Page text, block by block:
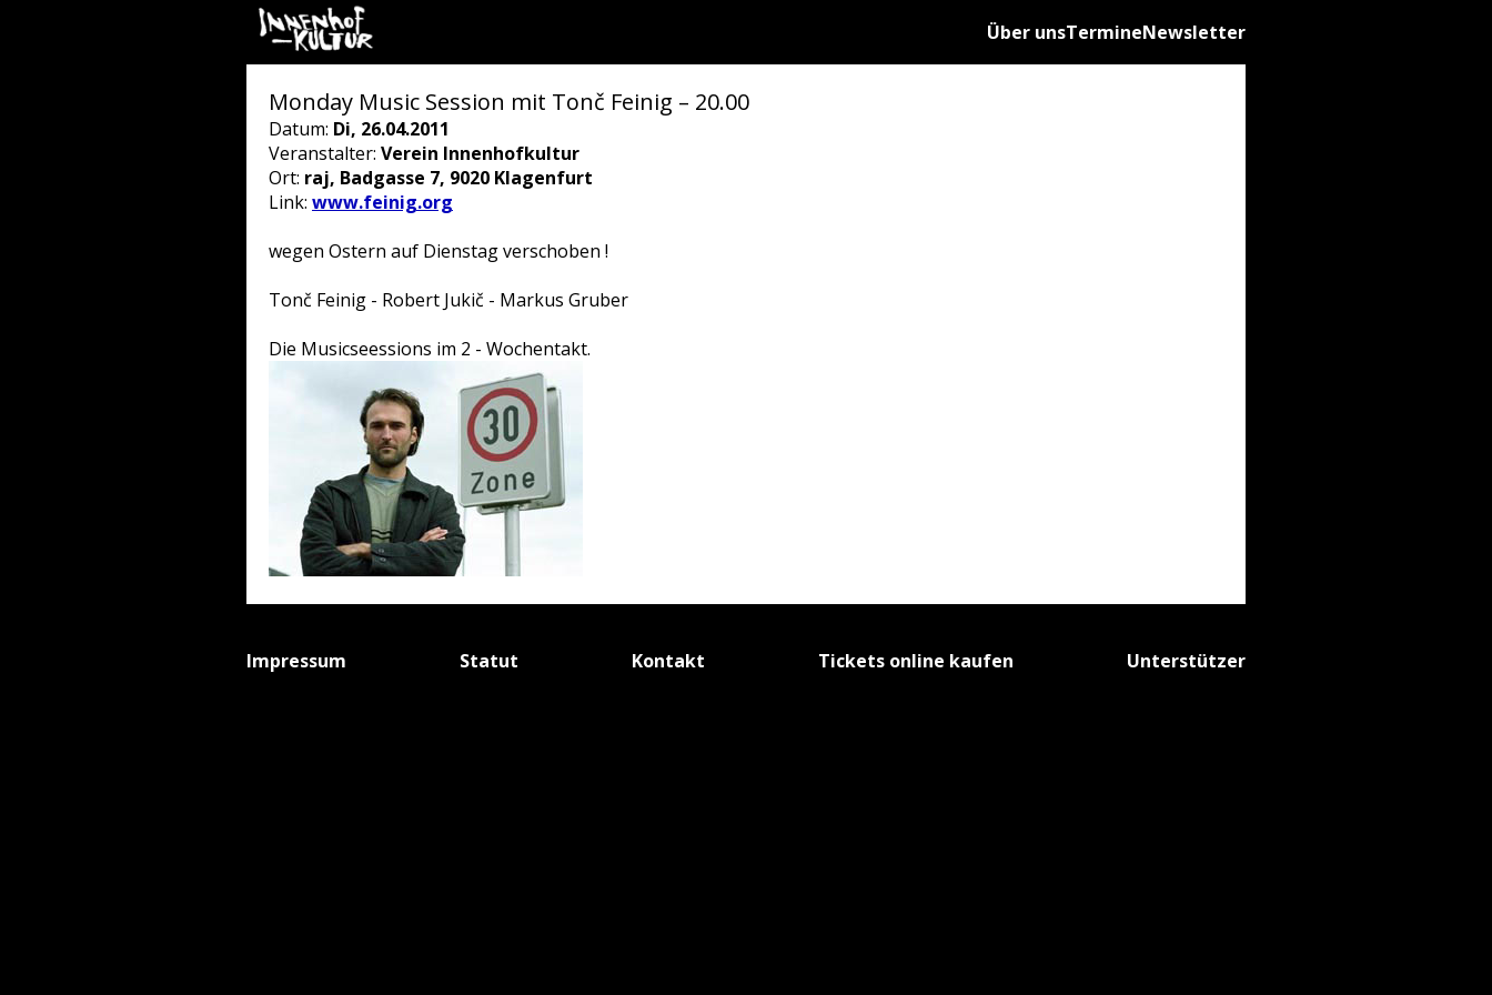
Über unsTermineNewsletter
Monday Music Session mit Tonč Feinig – 20.00
Datum: Di, 26.04.2011
Veranstalter: Verein Innenhofkultur
Ort: raj, Badgasse 7, 9020 Klagenfurt
Link: www.feinig.org
wegen Ostern auf Dienstag verschoben !
Tonč Feinig - Robert Jukič - Markus Gruber
Die Musicseessions im 2 - Wochentakt.
Impressum Statut Kontakt Tickets online kaufen Unterstützer